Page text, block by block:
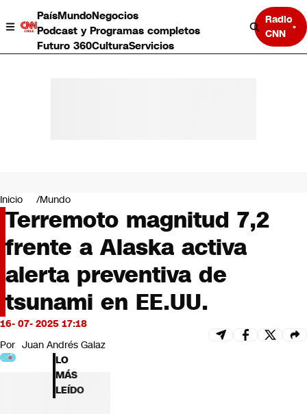
PaísMundoNegocios
Podcast y Programas completos
Futuro 360CulturaServicios
Radio
CNN
Negocios
Deportes
Programas completos
Cultura
Servicios
Bits
CNN tiempo
Futuro 360
Inicio Mundo
Terremoto magnitud 7,2
frente a Alaska activa
alerta preventiva de
tsunami en EE.UU.
16- 07- 2025 17:18
Por Juan Andrés Galaz
LO
MÁS
LEÍDO